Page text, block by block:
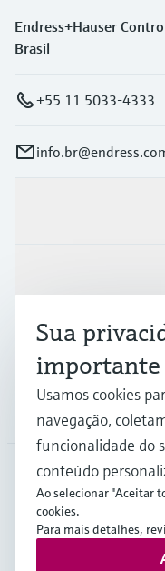
Endress+Hauser
Brasil
+55 11 5033-4333
Suporte
BRA•Português
Copyright ©
Sua
importante
Usamos cookies
navegação,
funcionalidade do
conteúdo
Ao selecionar "Aceitar
cookies.
Para mais detalhes,